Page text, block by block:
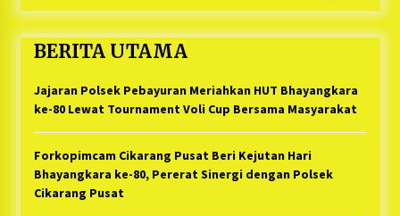
BERITA UTAMA
Jajaran Polsek Pebayuran Meriahkan HUT Bhayangkara
ke-80 Lewat Tournament Voli Cup Bersama Masyarakat
Forkopimcam Cikarang Pusat Beri Kejutan Hari
Bhayangkara ke-80, Pererat Sinergi dengan Polsek
Cikarang Pusat